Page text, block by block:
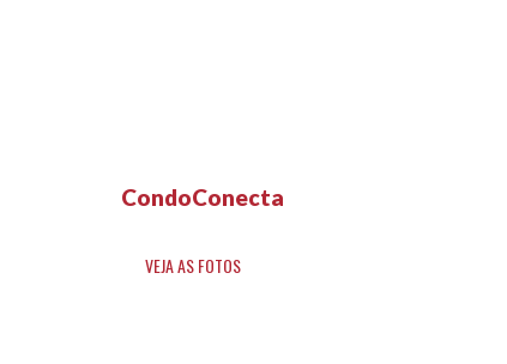
CondoConecta
VEJA AS FOTOS